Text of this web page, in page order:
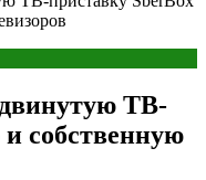
ТВ-
собственную